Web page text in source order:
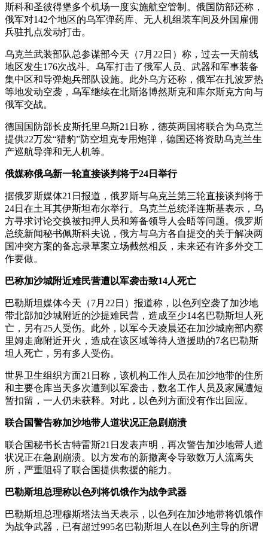
斯科和圣彼得堡多个机场一度实施航空管制。俄国防部还称，
俄军对142个地区的乌军弹药库、无人机组装车间及外国雇佣
兵驻扎点发动打击。
乌克兰武装部队总参谋部今天（7月22日）称，过去一天前线
地区发生176次战斗。乌军打击了俄军人员、武器和军事装备
集中区和导弹炮兵部队设施。此外乌方还称，俄军在扎波罗热
等地发动空袭，乌军继续在北斯洛博然斯克和库尔斯克方向与
俄军交战。
德国国防部长皮斯托里乌斯21日称，德英两国将联合为乌克兰
提供22万发“猎豹”防空坦克专用炮弹，德国还将资助乌克兰生
产巡航导弹和无人机等。
俄媒称俄乌新一轮直接谈判将于24日举行
据俄罗斯媒体21日报道，俄罗斯与乌克兰第三轮直接谈判将于
24日在土耳其伊斯坦布尔举行。乌克兰总统泽连斯基表示，乌
方寻求讨论交换被扣押人员和筹备领导人会晤等问题。俄罗斯
总统新闻秘书佩斯科夫说，俄方与乌方各自提交的关于解决两
国冲突方案的备忘录草案立场截然相反，未来还有许多外交工
作要做。
巴称加沙城附近难民营遭以军袭击致14人死亡
巴勒斯坦媒体今天（7月22日）报道称，以色列空袭了加沙地
带北部加沙城附近的沙提难民营，造成至少14名巴勒斯坦人死
亡，另有25人受伤。此外，以军今天凌晨还在加沙城南部内察
里姆走廊附近开火，造成在该区域等待人道援助的7名巴勒斯
坦人死亡，另有多人受伤。
世界卫生组织方面21日称，该机构工作人员在加沙地带的住所
和主要仓库当天多次遭到以军袭击，数名工作人员及家属遭短
暂扣留，一人仍未获释。对此，以色列方面没有作出回应。
联合国警告称加沙地带人道状况正急剧崩溃
联合国秘书长古特雷斯21日发表声明，再次警告加沙地带人道
状况正在急剧崩溃。以方发布的新撤离令导致数万人流离失
所，严重阻碍了联合国提供救援的能力。
巴勒斯坦总理称以色列将饥饿作为战争武器
巴勒斯坦总理穆斯塔法当天表示，以色列在加沙地带将饥饿作
为战争武器，已有超过995名巴勒斯坦人在以色列主导的所谓